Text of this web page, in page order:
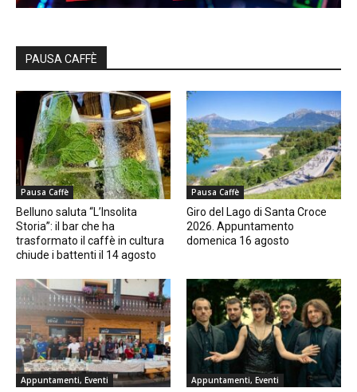
PAUSA CAFFÈ
Pausa Caffè
Belluno saluta “L’Insolita
Storia”: il bar che ha
trasformato il caffè in cultura
chiude i battenti il 14 agosto
Pausa Caffè
Giro del Lago di Santa Croce
2026. Appuntamento
domenica 16 agosto
Appuntamenti, Eventi Appuntamenti, Eventi